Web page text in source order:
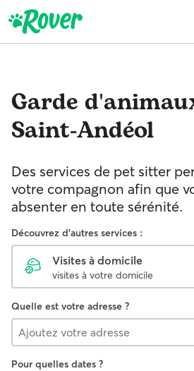
Garde
Saint-Andéol
Des services de pet sitter
votre compagnon afin que
absenter en toute sérénité.
Découvrez d'autres services :
Visites à domicile
visites à votre domicile
Quelle est votre adresse ?
Pour quelles dates ?